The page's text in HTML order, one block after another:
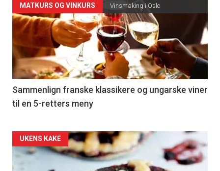
Forsiden
akkurat
nå
-
5
MATKURS OG VINKURS Vinsmaking i Oslo
Sammenlign franske klassikere og ungarske viner
til en 5-retters meny
Forsiden
akkurat
UKENS KAKE